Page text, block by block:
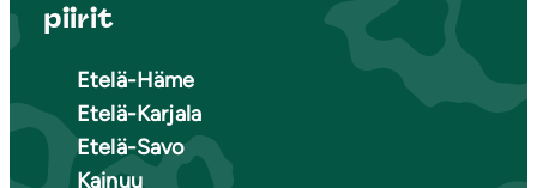
piirit
Etelä-Häme
Etelä-Karjala
Etelä-Savo
Kainuu